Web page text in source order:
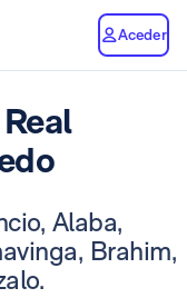
Aceder
Alaba,
Brahim,